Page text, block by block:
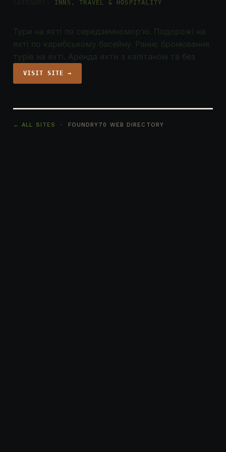
INNS, TRAVEL & HOSPITALITY
Тури на яхті по середземномор'ю. Подорожі на
яхті по карибському басейну. Раннє бронювання
турів на яхті. Аренда яхти з капітаном та без
VISIT SITE →
← ALL SITES · FOUNDRY70 WEB DIRECTORY